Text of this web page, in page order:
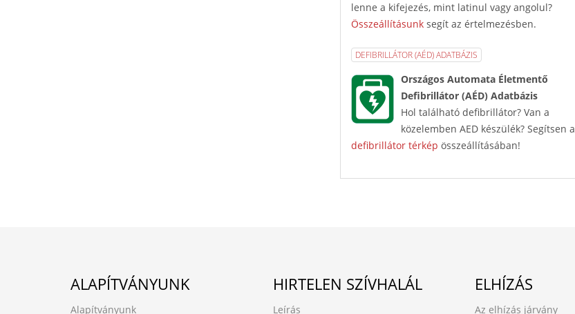
lenne a kifejezés, mint latinul vagy angolul?
Összeállításunk segít az értelmezésben.
DEFIBRILLÁTOR (AÉD) ADATBÁZIS
Országos Automata Életmentő
Defibrillátor (AÉD) Adatbázis
Hol található defibrillátor? Van a
közelemben AED készülék? Segítsen a
defibrillátor térkép összeállításában!
ALAPÍTVÁNYUNK
Alapítványunk
HIRTELEN SZÍVHALÁL
Leírás
ELHÍZÁS
Az elhízás járvány